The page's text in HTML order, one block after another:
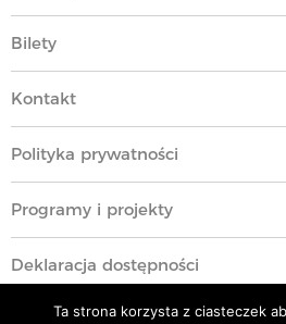
Bilety
Kontakt
Polityka prywatności
Programy i projekty
Deklaracja dostępności
Ta strona korzysta z ciasteczek